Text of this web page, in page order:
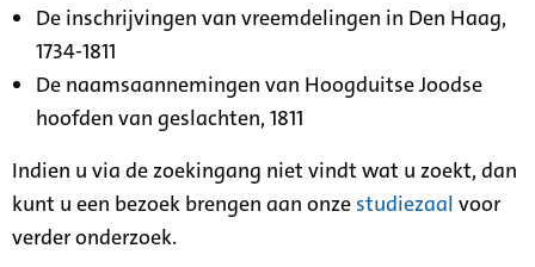
De inschrijvingen van vreemdelingen in Den Haag,
1734-1811
De naamsaannemingen van Hoogduitse Joodse
hoofden van geslachten, 1811
Indien u via de zoekingang niet vindt wat u zoekt, dan
kunt u een bezoek brengen aan onze studiezaal voor
verder onderzoek.